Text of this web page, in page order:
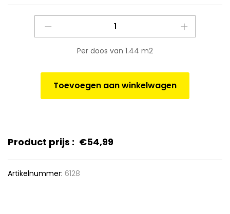
quantity
Per doos van 1.44 m2
Toevoegen aan winkelwagen
Product prijs : €54,99
Artikelnummer: 6128